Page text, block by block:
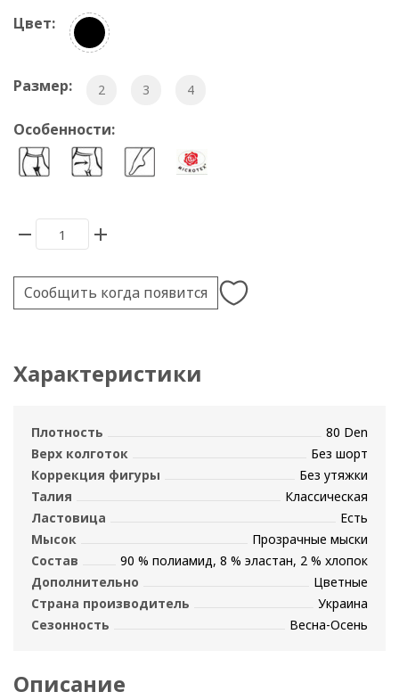
Цвет:
Размер: 2 3 4
Особенности:
Сообщить когда появится
Характеристики
Плотность
80 Den
Верх колготок
Без шорт
Коррекция фигуры
Без утяжки
Талия
Классическая
Ластовица
Есть
Мысок
Прозрачные мыски
Состав
90 % полиамид, 8 % эластан, 2 % хлопок
Дополнительно
Цветные
Страна производитель
Украина
Сезонность
Весна-Осень
Описание